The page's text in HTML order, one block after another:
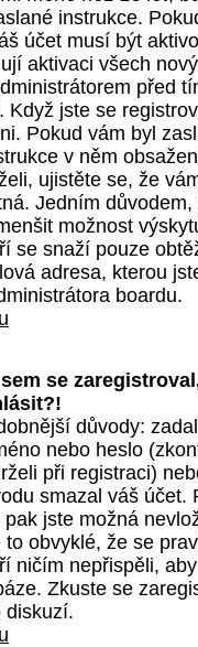
instrukce.
účet musí být
aktivaci všech
před
Když jste se
Pokud vám byl
v něm
ujistěte se, že
Jedním
možnost
se snaží pouze
adresa, kterou
boardu.
se
důvody:
nebo heslo
při registraci)
smazal váš účet.
jste možná
to obvyklé, že se
ničím nepřispěli,
Zkuste se
diskuzí.